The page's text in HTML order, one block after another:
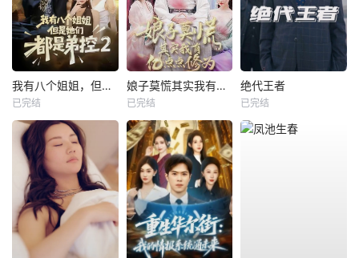
我有八个姐姐，但是他们都是弟控2
已完结
娘子莫慌其实我有亿点点修为
已完结
绝代王者
已完结